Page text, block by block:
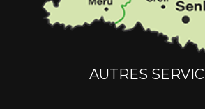
AUTRES